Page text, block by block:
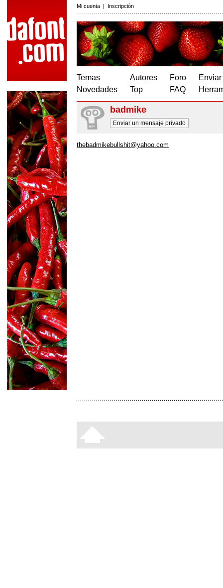
Mi cuenta | Inscripción
Temas
Novedades
Autores
Top
Foro
FAQ
badmike
Enviar un mensaje privado
thebadmikebullshit@yahoo.com